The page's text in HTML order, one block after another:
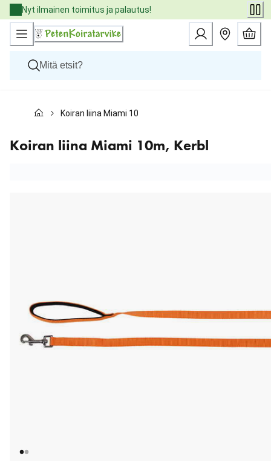
Skip
to
Content
Nyt ilmainen toimitus ja palautus!
Kissat
Eläinlääkäriruoat
Tuotemerkit
Koiran liina Miami 10m, Kerbl
Koiran liina Miami 10m, Kerbl